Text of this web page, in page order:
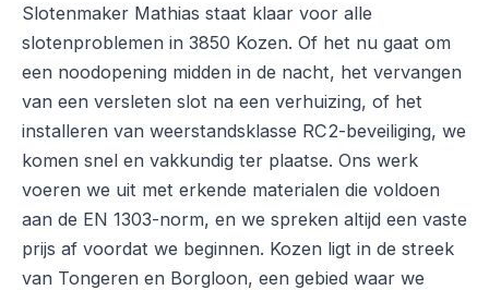
Slotenmaker Mathias staat klaar voor alle
slotenproblemen in 3850 Kozen. Of het nu gaat om
een noodopening midden in de nacht, het vervangen
van een versleten slot na een verhuizing, of het
installeren van weerstandsklasse RC2-beveiliging, we
komen snel en vakkundig ter plaatse. Ons werk
voeren we uit met erkende materialen die voldoen
aan de EN 1303-norm, en we spreken altijd een vaste
prijs af voordat we beginnen. Kozen ligt in de streek
van Tongeren en Borgloon, een gebied waar we